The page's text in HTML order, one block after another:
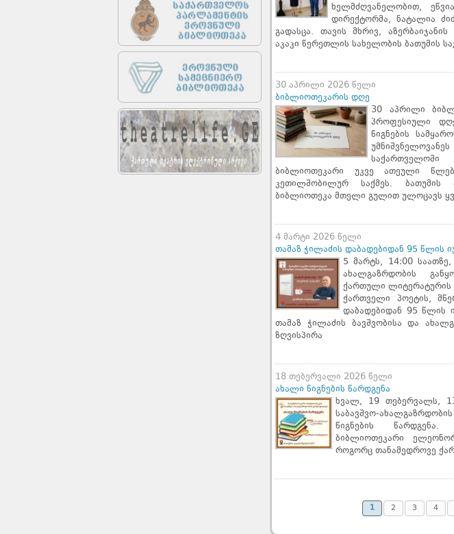
ხელმძღვანელობით,
დირექტორმა, ნატალია
გადასცა. თავის მხრივ,
აკაკი წერეთლის სახელობის ბათუმის
30 აპრილი 2026 წელი
ბიბლიოთეკარის დღე
30 აპრილი
პროფესიული
წიგნების
ბიბლიოთეკარი უკვე ათეული
კეთილშობილურ საქმეს.
ბიბლიოთეკა მთელი გულით ულოცავს
4 მარტი 2026 წელი
თამაზ ჭილაძის დაბადებიდან 95 წლის
5 მარტს, 14:00
ახალგაზრდობის
ქართული ლიტერატურის
ქართველი პოეტის,
დაბადებიდან 95 წლის
თამაზ ჭილაძის ბავშვობისა და
ზღვისპირა
18 თებერვალი 2026 წელი
ახალი წიგნების წარდგენა
ხვალ, 19 თებერვალს,
საბავშვო-
წიგნების წარდგენა.
ბიბლიოთეკარი
როგორც თანამედროვე
1 2 3 4